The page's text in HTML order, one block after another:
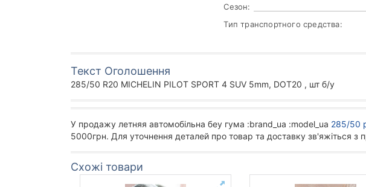
Сезон:
Тип транспортного средства:
Текст Оголошення
285/50 R20 MICHELIN PILOT SPORT 4 SUV 5mm, DOT20 , шт б/у
У продажу летняя автомобільна беу гума :brand_ua :model_ua 285/50
5000грн. Для уточнення деталей про товар та доставку зв'яжіться з
Схожі товари